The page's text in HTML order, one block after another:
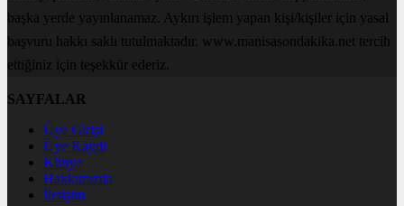
başka yerde yayınlanamaz. Aykırı işlem yapan kişi/kişiler için yasal
başvuru hakkı saklı tutulmaktadır. www.manisasondakika.net tercih
ettiğiniz için teşekkür ederiz.
SAYFALAR
Üye Girişi
Üye Kaydı
Künye
Hakkımızda
İletişim